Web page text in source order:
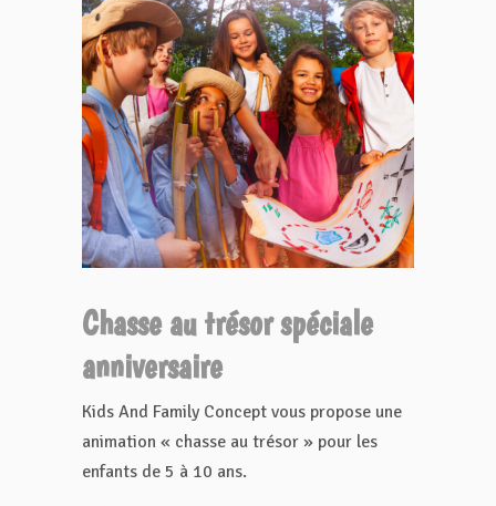
Chasse au trésor spéciale
anniversaire
Kids And Family Concept vous propose une
animation « chasse au trésor » pour les
enfants de 5 à 10 ans.